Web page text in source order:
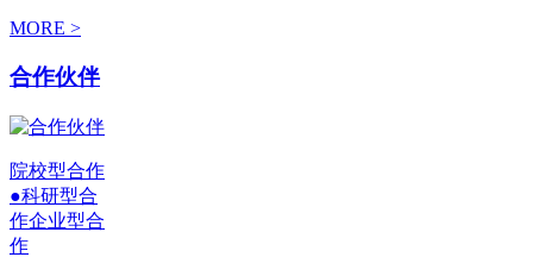
MORE >
合作伙伴
院校型合作
●科研型合
作企业型合
作